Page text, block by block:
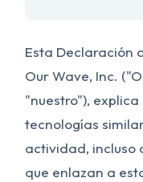
Esta Declaración
Our Wave, Inc.
"nuestro"),
tecnologías
actividad, incluso
que enlazan a